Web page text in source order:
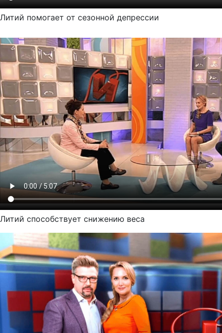
Литий помогает от сезонной депрессии
Литий способствует снижению веса